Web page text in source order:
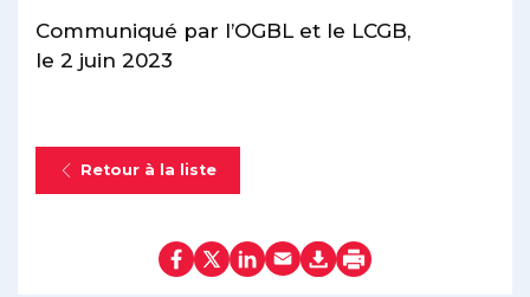
Communiqué par l’OGBL et le LCGB,
le 2 juin 2023
Retour à la liste